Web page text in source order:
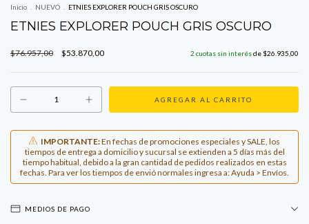
Inicio NUEVO ETNIES EXPLORER POUCH GRIS OSCURO
ETNIES EXPLORER POUCH GRIS OSCURO
$76.957,00 $53.870,00 2 cuotas sin interésde $26.935,00
IMPORTANTE:En fechas de promociones especiales y SALE, los
tiempos de entrega a domicilio y sucursal se extienden a 5 días más del
tiempo habitual, debido a la gran cantidad de pedidos realizados en estas
fechas. Para ver los tiempos de envió normales ingresa a: Ayuda > Envíos.
MEDIOS DE PAGO